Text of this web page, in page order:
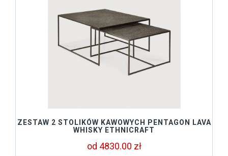
ZESTAW 2 STOLIKÓW KAWOWYCH PENTAGON LAVA
WHISKY ETHNICRAFT
od 4830.00 zł